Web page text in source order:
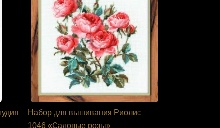
Набор для вышивания Риолис
1046 «Садовые розы»